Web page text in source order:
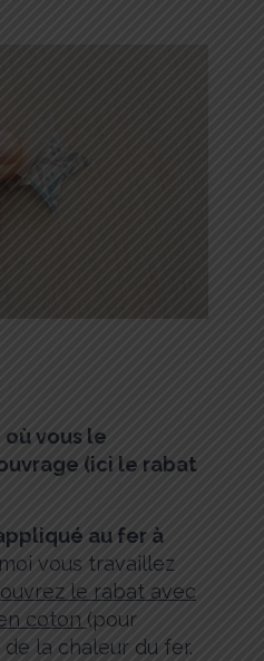
vous le
(ici le rabat
au fer à
vous travaillez
le rabat avec
coton (pour
la chaleur du fer.